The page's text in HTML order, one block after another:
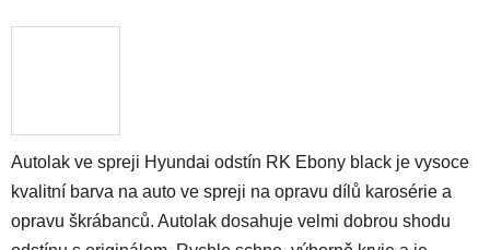
Autolak ve spreji Hyundai odstín RK Ebony black je vysoce
kvalitní barva na auto ve spreji na opravu dílů karosérie a
opravu škrábanců. Autolak dosahuje velmi dobrou shodu